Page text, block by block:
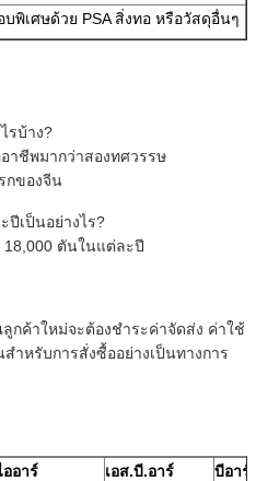
บพิเศษด้วย PSA สิ่งทอ หรือวัสดุอื่นๆ
รบ้าง?
าชีพมากว่าสองทศวรรษ
กของจีน
ปีเป็นอย่างไร?
ตันในแต่ละปี
กค้าใหม่จะต้องชำระค่าจัดส่ง ค่าใช้
ำหรับการสั่งซื้ออย่างเป็นทางการ
ออาร์ เอส.บี.อาร์ บีอาร์